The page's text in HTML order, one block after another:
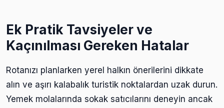
Ek Pratik Tavsiyeler ve
Kaçınılması Gereken Hatalar
Rotanızı planlarken yerel halkın önerilerini dikkate
alın ve aşırı kalabalık turistik noktalardan uzak durun.
Yemek molalarında sokak satıcılarını deneyin ancak